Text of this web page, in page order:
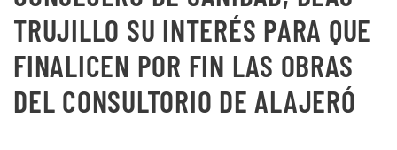
TRUJILLO SU INTERÉS PARA QUE
FINALICEN POR FIN LAS OBRAS
DEL CONSULTORIO DE ALAJERÓ